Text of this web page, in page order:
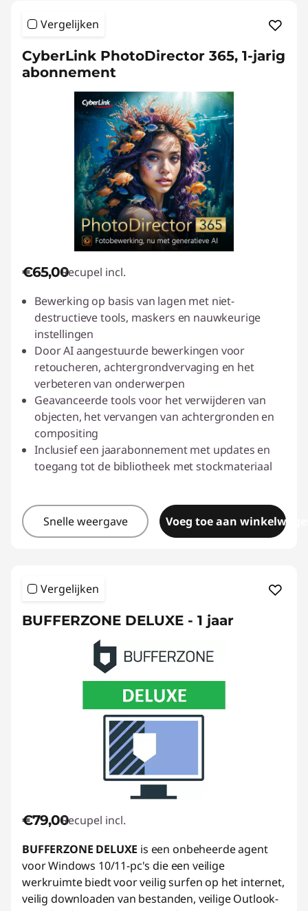
Vergelijken
CyberLink PhotoDirector 365, 1-jarig
abonnement
€65,00Recupel incl.
Bewerking op basis van lagen met niet-
destructieve tools, maskers en nauwkeurige
instellingen
Door AI aangestuurde bewerkingen voor
retoucheren, achtergrondvervaging en het
verbeteren van onderwerpen
Geavanceerde tools voor het verwijderen van
objecten, het vervangen van achtergronden en
compositing
Inclusief een jaarabonnement met updates en
toegang tot de bibliotheek met stockmateriaal
Snelle weergave Voeg toe aan
Vergelijken
BUFFERZONE DELUXE - 1 jaar
€79,00Recupel incl.
BUFFERZONE DELUXE is een onbeheerde agent
voor Windows 10/11-pc's die een veilige
werkruimte biedt voor veilig surfen op het internet,
veilig downloaden van bestanden, veilige Outlook-